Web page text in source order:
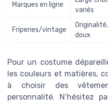
Marques en ligne
variés
Friperies/vintage
doux
Pour un costume
les couleurs et matières,
à choisir des
personnalité. N’hésitez